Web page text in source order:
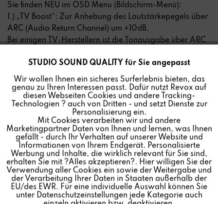
Sie finden NEU im OSD Menu (Bildschirm-Menü):
1.) „TV Boost“: Zur Anhebung des Lautstärkepegels über
ARC (Audio Return Channel) um +10dB.
Bei einigen TV-Herstellern ist die Tonausgabe über ARC
+10dB angehoben und somit eventuell auftretende
Unterschiede vom TV zu
anderen Quellen ausgeglichen werden. Diese Funktion
wirkt sich deshalb nur auf den ARC Kanal und nicht auf
andere Quellen aus.
2.) „Funkband“ / „Wireless band“: KleerNet- Verbindung
Auswahl des Funkkanals für Rearlautsprecher bzw. Bass
Module.
Bei Störungen durch andere Funkquellen kann hiermit
ein anderer Frequenzbereich ausgewählt werden, um
eine Verbesserung der Funkverbindung zu erzielen. Zur
Auswahl stehen
Funktionale Aktiv
Marketing Inaktiv
Tracking Inaktiv
Personalisierung Inaktiv
Service Inaktiv
STUDIO SOUND QUALITY für Sie angepasst
Wir wollen Ihnen ein sicheres Surferlebnis bieten, das
genau zu Ihren Interessen passt. Dafür nutzt Revox auf
diesen Webseiten Cookies und andere Tracking-
Technologien ? auch von Dritten - und setzt Dienste zur
Personalisierung ein.
Mit Cookies verarbeiten wir und andere
Marketingpartner Daten von Ihnen und lernen, was Ihnen
gefällt - durch Ihr Verhalten auf unserer Website und
Informationen von Ihrem Endgerät. Personalisierte
Werbung und Inhalte, die wirklich relevant für Sie sind,
erhalten Sie mit ?Alles akzeptieren?. Hier willigen Sie der
Verwendung aller Cookies ein sowie der Weitergabe und
der Verarbeitung Ihrer Daten in Staaten außerhalb der
EU/des EWR. Für eine individuelle Auswahl können Sie
unter Datenschutzeinstellungen jede Kategorie auch